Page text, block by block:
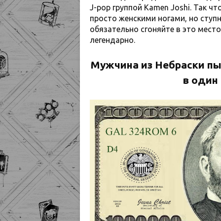
J-pop группой Kamen Joshi. Так
просто женскими ногами, но
обязательно сгоняйте в это
легендарно.
Мужчина из Небраски
в